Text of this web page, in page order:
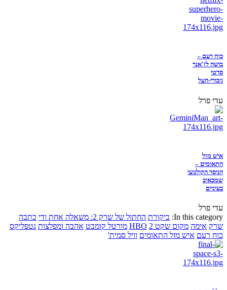
כוח רעם –
בושה לז'אנר
סרטי
גיבורי-העל
עדי פרל
איש מזל
התאומים –
הניסוי הקולנועי
שמכאיב
בעיניים
עדי פרל
In this category: ביקורת החתול של שרק 2: משאלה אחת ודי
כתבה
שרק אימה מקום שקט 2 HBO מורטל קומבט אהבה ומפלצות נטפליקס
כוח רעם איש מזל התאומים וויל סמית'